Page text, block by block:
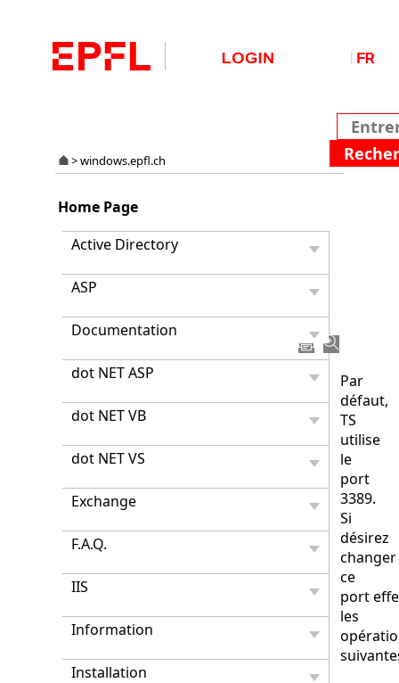
>windows.epfl.ch
Home Page
Active Directory
ASP
Documentation
dot NET ASP
dot NET VB
dot NET VS
Exchange
F.A.Q.
IIS
Information
Installation
Par
défaut,
TS
utilise
le
port
3389.
Si
désirez
changer
ce
port
les